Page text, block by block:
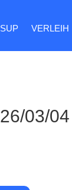
SUP VERLEIH
03/